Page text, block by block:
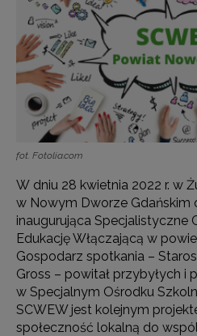
fot. Fotolia.com
W dniu 28 kwietnia 2022 r. w
w Nowym Dworze Gdańskim
inaugurująca Specjalistyczne
Edukację Włączającą w
Gospodarz spotkania –
Gross – powitał przybyłych i
w Specjalnym Ośrodku
SCWEW jest kolejnym
społeczność lokalną do